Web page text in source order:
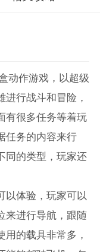
动作游戏，以超级
行战斗和冒险，
有很多任务等着玩
任务的内容来行
同的类型，玩家还
以体验，玩家可以
来进行导航，跟随
的载具非常多，